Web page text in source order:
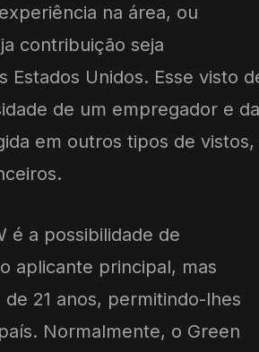
na área, ou
contribuição seja
Estados Unidos. Esse visto
de um empregador e da
em outros tipos de vistos,
é a possibilidade de
aplicante principal, mas
21 anos, permitindo-lhes
Normalmente, o Green